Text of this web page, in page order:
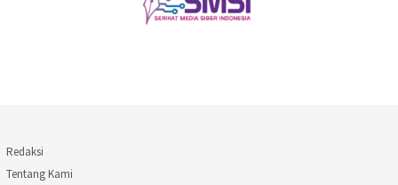
Redaksi
Tentang Kami